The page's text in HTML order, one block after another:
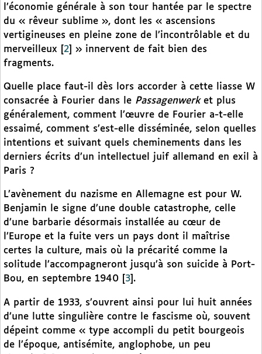
l’économie générale à son tour hantée par le spectre
du « rêveur sublime », dont les « ascensions
vertigineuses en pleine zone de l’incontrôlable et du
merveilleux
2
» innervent de fait bien des
fragments.
Quelle place faut-il dès lors accorder à cette liasse W
consacrée à Fourier dans le Passagenwerk et plus
généralement, comment l’œuvre de Fourier a-t-elle
essaimé, comment s’est-elle disséminée, selon quelles
intentions et suivant quels cheminements dans les
derniers écrits d’un intellectuel juif allemand en exil à
Paris ?
L’avènement du nazisme en Allemagne est pour W.
Benjamin le signe d’une double catastrophe, celle
d’une barbarie désormais installée au cœur de
l’Europe et la fuite vers un pays dont il maîtrise
certes la culture, mais où la précarité comme la
solitude l’accompagneront jusqu’à son suicide à Port-
Bou, en septembre 1940
3 .
A partir de 1933, s’ouvrent ainsi pour lui huit années
d’une lutte singulière contre le fascisme où, souvent
dépeint comme « type accompli du petit bourgeois
de l’époque, antisémite, anglophobe, un peu